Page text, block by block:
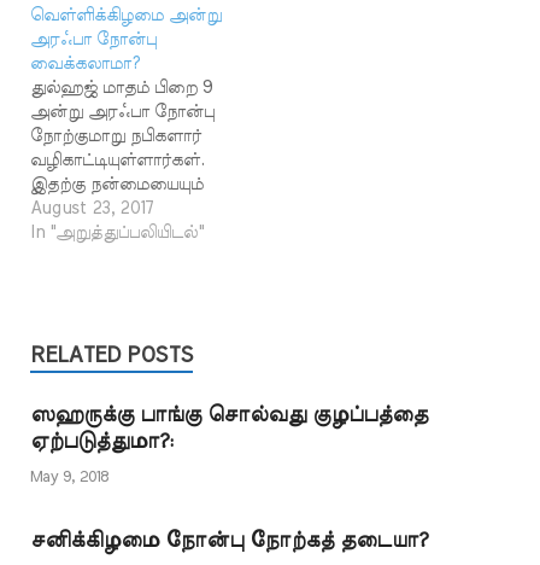
பாலூட்டும்
அன்னையருக்கும்
நோன்பை விடுவதற்கு
சலுகை உண்டு.
குழந்தைகளுக்குப்
பாலூட்டும் தாய்மார்களும்,
கர்ப்பமாக இருக்கும்
பெண்களும்
தற்காலிகமாக நோன்பை
விட்டு விடுவதற்குச்
بْنِ خَالِدٍ، قَالَ:…
வெள்ளிக்கிழமை அன்று
அரஃபா நோன்பு
வைக்கலாமா?
துல்ஹஜ் மாதம் பிறை 9
அன்று அரஃபா நோன்பு
நோற்குமாறு நபிகளார்
வழிகாட்டியுள்ளார்கள்.
இதற்கு நன்மையையும்
குறிப்பிட்டுள்ளார்கள்.
صحيح مسلم ـ مشكول
பிந்தைய பாவங்கள்
மன்னிப்பதற்கு
காரணமாக இருக்கும்
இந்த அரஃபா நோன்பு
இந்த வருடம்
வெள்ளிக்கிழமை
August 23, 2017
In "அறுத்துப்பலியிடல்"
RELATED POSTS
ஸஹருக்கு பாங்கு சொல்வது குழப்பத்தை
ஏற்படுத்துமா?:
May 9, 2018
சனிக்கிழமை நோன்பு நோற்கத் தடையா?